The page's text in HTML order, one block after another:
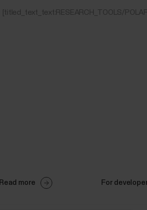
[titled_text_text:RESEARCH_TOOLS/
Read more For